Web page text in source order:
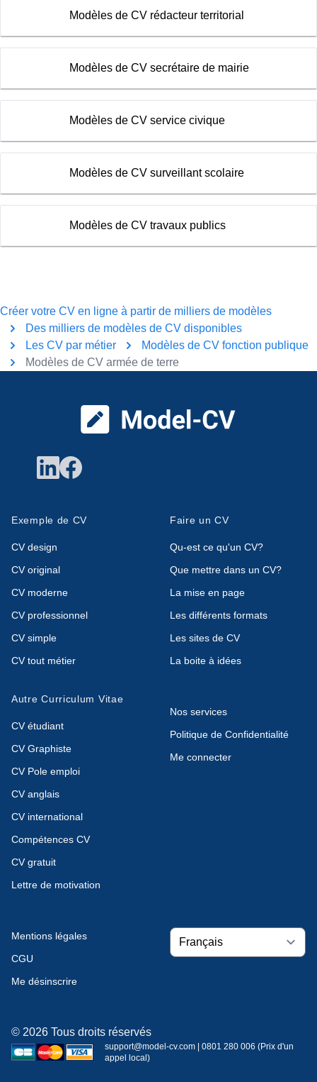
Modèles de CV rédacteur territorial
Modèles de CV secrétaire de mairie
Modèles de CV service civique
Modèles de CV surveillant scolaire
Modèles de CV travaux publics
Créer votre CV en ligne à partir de milliers de modèles
Des milliers de modèles de CV disponibles
Les CV par métier
Modèles de CV fonction publique
Modèles de CV armée de terre
Exemple de CV
CV design
CV original
CV moderne
CV professionnel
CV simple
CV tout métier
Faire un CV
Qu-est ce qu'un CV?
Que mettre dans un CV?
La mise en page
Les différents formats
Les sites de CV
La boite à idées
Autre Curriculum Vitae
CV étudiant
CV Graphiste
CV Pole emploi
CV anglais
CV international
Compétences CV
CV gratuit
Lettre de motivation
Nos services
Politique de Confidentialité
Me connecter
Mentions légales
CGU
Me désinscrire
© 2026 Tous droits réservés
support@model-cv.com | 0801 280 006 (Prix d'un
appel local)